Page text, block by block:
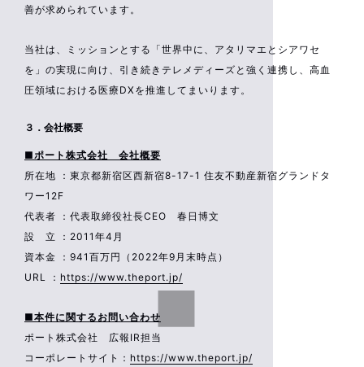
善が求められています。
当社は、ミッションとする「世界中に、アタリマエとシアワセ
を」の実現に向け、引き続きテレメディーズと強く連携し、高血
圧領域における医療DXを推進してまいります。
３．会社概要
■ポート株式会社 会社概要
所在地 ：東京都新宿区西新宿8-17-1 住友不動産新宿グランドタ
ワー12F
代表者 ：代表取締役社長CEO 春日博文
設 立 ：2011年4月
資本金 ：941百万円（2022年9月末時点）
URL ： https://www.theport.jp/
■本件に関するお問い合わせ
ポート株式会社 広報IR担当
コーポレートサイト： https://www.theport.jp/